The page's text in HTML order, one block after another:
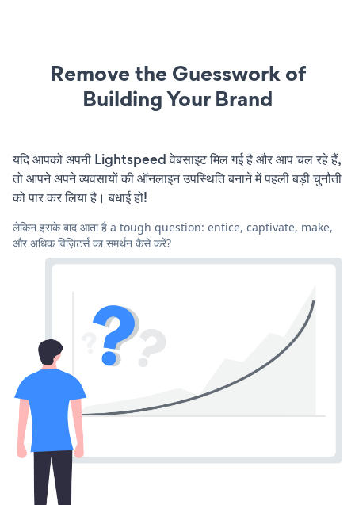
Remove the Guesswork of
Building Your Brand
यदि आपको अपनी Lightspeed वेबसाइट मिल गई है और आप चल रहे हैं,
तो आपने अपने व्यवसायों की ऑनलाइन उपस्थिति बनाने में पहली बड़ी चुनौती
को पार कर लिया है। बधाई हो!
लेकिन इसके बाद आता है a tough question: entice, captivate, make,
और अधिक विज़िटर्स का समर्थन कैसे करें?